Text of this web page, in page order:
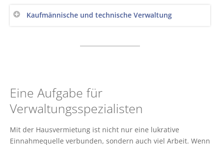
Kaufmännische und technische Verwaltung
Eine Aufgabe für
Verwaltungsspezialisten
Mit der Hausvermietung ist nicht nur eine lukrative
Einnahmequelle verbunden, sondern auch viel Arbeit. Wenn